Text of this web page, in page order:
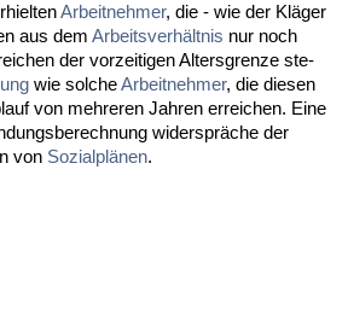
Ar­beit­neh­mer, die - wie der Kläger
aus dem Ar­beits­verhält­nis nur noch
der vor­zei­ti­gen Al­ters­gren­ze ste­
wie sol­cheAr­beit­neh­mer, die die­sen
von meh­re­ren Jah­ren er­rei­chen. Ei­ne
wi­derspräche der
von So­zi­alplänen.